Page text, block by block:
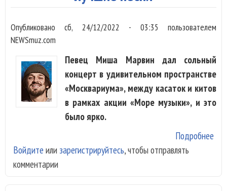
Опубликованосб, 24/12/2022 - 03:35 пользователем
NEWSmuz.com
Певец Миша Марвин дал сольный
концерт в удивительном пространстве
«Москвариума», между касаток и китов
в рамках акции «Море музыки», и это
было ярко.
Подробнее
Войдите или зарегистрируйтесь, чтобы отправлять
комментарии